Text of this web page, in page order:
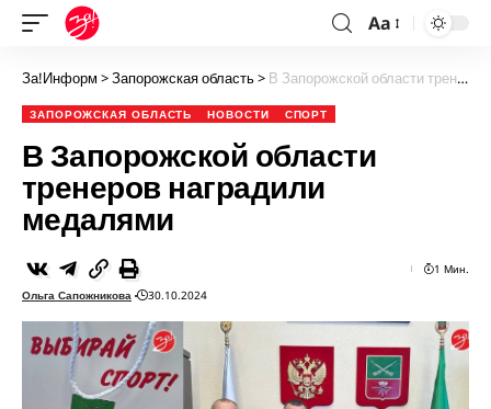
Aa
За!Информ >Запорожская область> В Запорожской области тренеров наградили медалями
ЗАПОРОЖСКАЯ ОБЛАСТЬ НОВОСТИ СПОРТ
В Запорожской области
тренеров наградили
медалями
Ольга Сапожникова 30.10.2024
1 Мин.